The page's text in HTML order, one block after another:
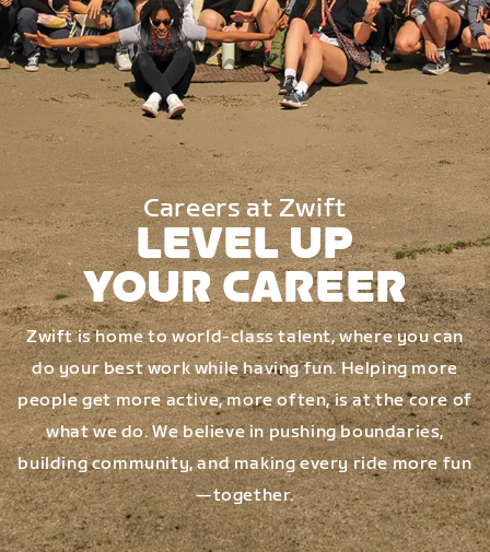
Careers at Zwift
LEVEL UP
YOUR CAREER
Zwift is home to world-class talent, where you can
do your best work while having fun. Helping more
people get more active, more often, is at the core of
what we do. We believe in pushing boundaries,
building community, and making every ride more fun
—together.